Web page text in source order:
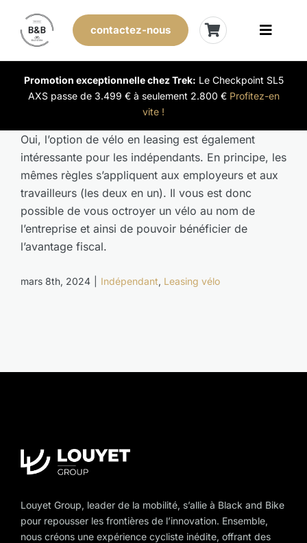
content
Toggle
Vélos de stock
Nos magasins
L’expérience B&B
Évènements
À propos
contactez-nous
Promotion exceptionnelle chez Trek: Le Checkpoint SL5
AXS passe de 3.499 € à seulement 2.800 € Profitez-en
vite !
Oui, l’option de vélo en leasing est également
intéressante pour les indépendants. En principe, les
mêmes règles s’appliquent aux employeurs et aux
travailleurs (les deux en un). Il vous est donc
possible de vous octroyer un vélo au nom de
l’entreprise et ainsi de pouvoir bénéficier de
l’avantage fiscal.
mars 8th, 2024 Indépendant, Leasing vélo
Louyet Group, leader de la mobilité, s’allie à Black and Bike
pour repousser les frontières de l’innovation. Ensemble,
nous créons une expérience cycliste inédite, offrant des